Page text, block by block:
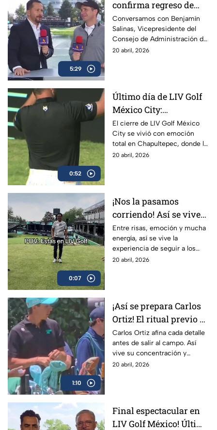
5:29
confirma regreso de
LIV Golf México City
para 2027
Conversamos con Benjamín
Salinas, Vicepresidente del
Consejo de Administración de
Grupo Salinas, quien habló del
20 abril, 2026
0:52
Último día de LIV Golf
México City:
Chapultepec cerró con
gran ambiente
El cierre de LIV Golf México
City se vivió con emoción
total en Chapultepec, donde la
afición respondió con un
20 abril, 2026
0:07
¡Nos la pasamos
corriendo! Así se vive
LIV Golf siguiendo a los
favoritos
Entre risas, emoción y mucha
energía, así se vive la
experiencia de seguir a los
golfistas favoritos durante LIV
20 abril, 2026
1:10
¡Así se prepara Carlos
Ortiz! El ritual previo a
la cuarta ronda de LIV
Golf
Carlos Ortiz afina cada detalle
antes de salir al campo. Así
vive su concentración y
preparación rumbo a la cuarta
20 abril, 2026
Final espectacular en
LIV Golf México! Última